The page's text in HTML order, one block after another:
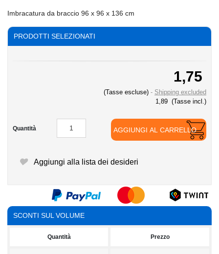
Imbracatura da braccio 96 x 96 x 136 cm
PRODOTTI SELEZIONATI
1,75
(Tasse escluse)
Shipping excluded
1,89 (Tasse incl.)
Quantità AGGIUNGI AL CARRELLO
Aggiungi alla lista dei desideri
SCONTI SUL VOLUME
Quantità Prezzo